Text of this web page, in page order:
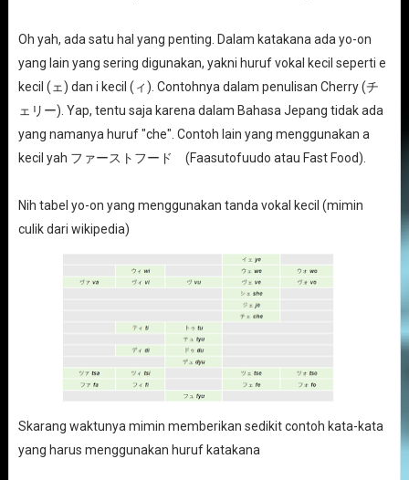
Oh yah, ada satu hal yang penting. Dalam katakana ada yo-on
yang lain yang sering digunakan, yakni huruf vokal kecil seperti e
kecil (ェ) dan i kecil (ィ). Contohnya dalam penulisan Cherry (チ
ェリー). Yap, tentu saja karena dalam Bahasa Jepang tidak ada
yang namanya huruf "che". Contoh lain yang menggunakan a
kecil yah ファーストフード (Faasutofuudo atau Fast Food).
Nih tabel yo-on yang menggunakan tanda vokal kecil (mimin
culik dari wikipedia)
Skarang waktunya mimin memberikan sedikit contoh kata-kata
yang harus menggunakan huruf katakana